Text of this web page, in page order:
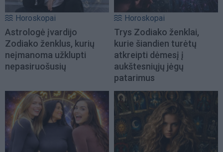
Horoskopai
Astrologė įvardijo
Zodiako ženklus, kurių
neįmanoma užklupti
nepasiruošusių
Horoskopai
Trys Zodiako ženklai,
kurie šiandien turėtų
atkreipti dėmesį į
aukštesniųjų jėgų
patarimus